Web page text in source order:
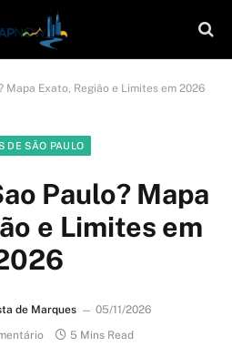
Mapa Exato, Região e Limites em 2026
DE SÃO PAULO
Paulo? Mapa
e Limites em
de Marques
05/11/2026
5 Mins Read